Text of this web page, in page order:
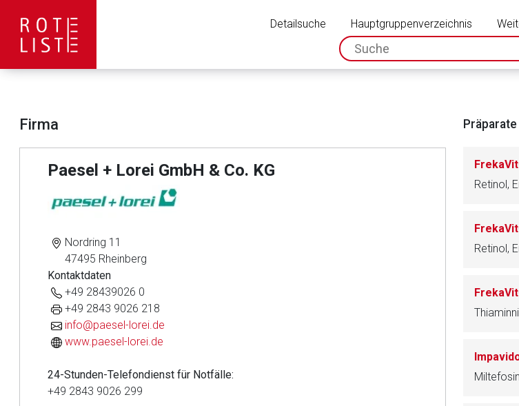
Detailsuche Hauptgruppenverzeichnis
spc.search.input.placeholder
Firma
Paesel + Lorei GmbH & Co. KG
Nordring 11
47495 Rheinberg
Kontaktdaten
+49 28439026 0
+49 2843 9026 218
info@paesel-lorei.de
www.paesel-lorei.de
24-Stunden-Telefondienst für Notfälle:
+49 2843 9026 299
Retinol,
Retinol,
Miltefosin
Der von Ihnen aufgerufene Link öffnet eine externe Web-Seite.